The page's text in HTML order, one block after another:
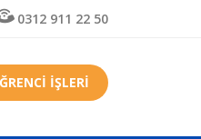
0312 911 22 50
İŞLERİ